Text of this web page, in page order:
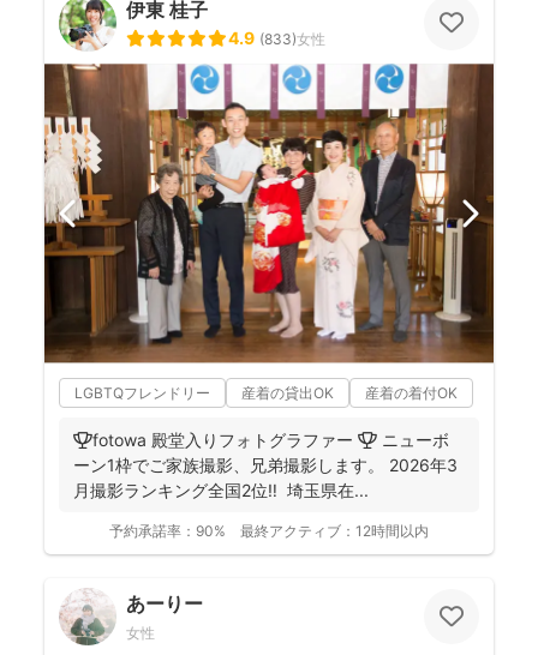
伊東 桂子
4.9 (833)女性
LGBTQフレンドリー 産着の貸出OK 産着の着付OK
🏆fotowa 殿堂入りフォトグラファー 🏆 ニューボ
ーン1枠でご家族撮影、兄弟撮影します。 2026年3
月撮影ランキング全国2位‼️ 埼玉県在...
予約承諾率： 90% 最終アクティブ： 12時間以内
あーりー
女性